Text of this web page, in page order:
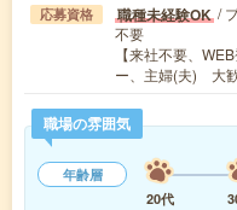
応募資格 職種未経験OK /
不要
【来社不要、
ー、主婦(夫) 大
職場の雰囲気
年齢層
20代